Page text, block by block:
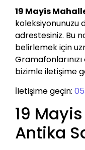
19 Mayis
koleksiyonunuzu
adrestesiniz. Bu
belirlemek için
bizimle iletişime
İletişime geçin:
19
Antika